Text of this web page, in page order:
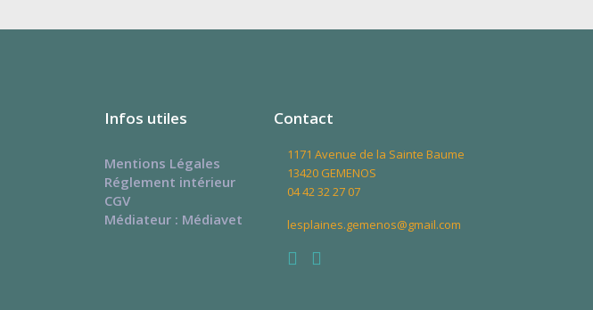
Infos utiles
Mentions Légales
Réglement intérieur
CGV
Médiateur : Médiavet
Contact
1171 Avenue de la Sainte Baume
13420 GEMENOS
04 42 32 27 07
lesplaines.gemenos@gmail.com
Facebook